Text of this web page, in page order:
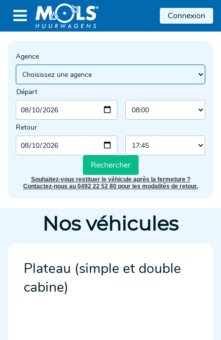
 Connexion
Agence
Départ
Retour
Rechercher
Souhaitez-vous restituer le véhicule après la fermeture ?
Contactez-nous au 0492 22 52 80 pour les modalités de retour.
Nos véhicules
Plateau (simple et double
cabine)